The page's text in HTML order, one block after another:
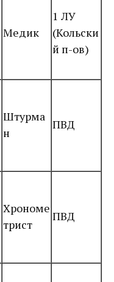
Медик
1 ЛУ
(Кольски
й п-ов)
Штурма
н
ПВД
Хрономе
трист
ПВД